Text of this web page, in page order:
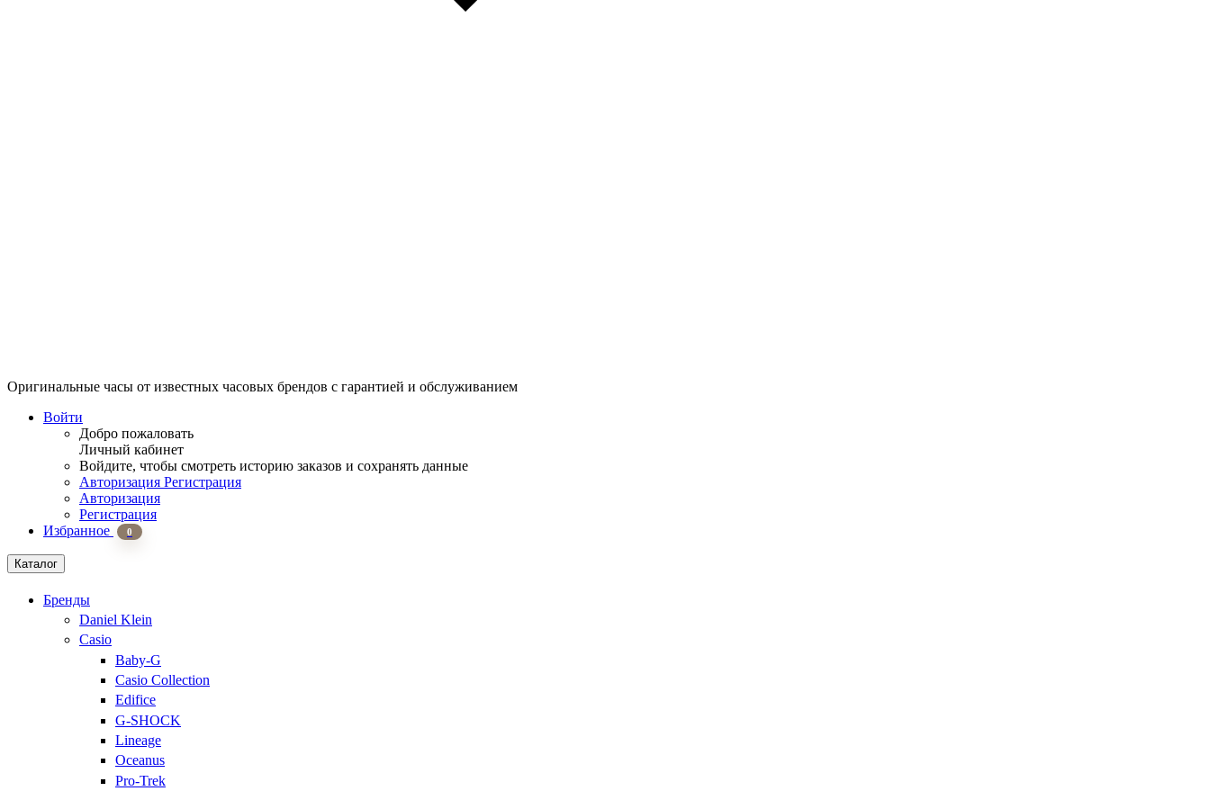
Оригинальные часы от известных часовых брендов с гарантией и обслуживанием
Войти
Добро пожаловать
Личный кабинет
Войдите, чтобы смотреть историю заказов и сохранять данные
Авторизация Регистрация
Авторизация
Регистрация
Избранное
0
Каталог
Бренды
Daniel Klein
Casio
Baby-G
Casio Collection
Edifice
G-SHOCK
Lineage
Oceanus
Pro-Trek